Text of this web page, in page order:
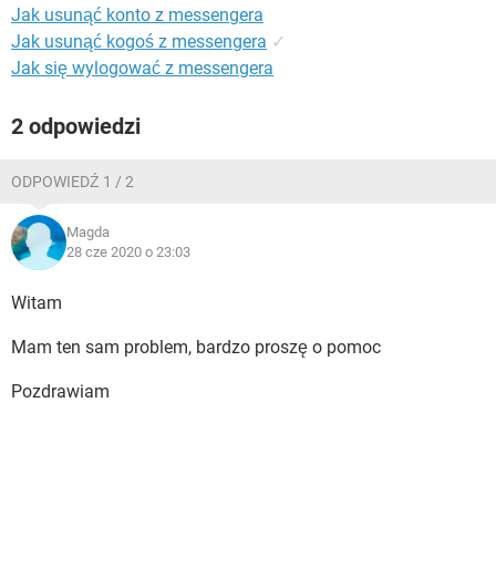
Jak usunąć konto z messengera
Jak usunąć kogoś z messengera ✓
Jak się wylogować z messengera
2 odpowiedzi
ODPOWIEDŹ 1 / 2
Magda
28 cze 2020 o 23:03
Witam
Mam ten sam problem, bardzo proszę o pomoc
Pozdrawiam